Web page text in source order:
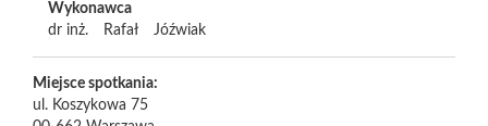
Wykonawca
dr inż.
Rafał Jóźwiak
Miejsce spotkania:
ul. Koszykowa 75